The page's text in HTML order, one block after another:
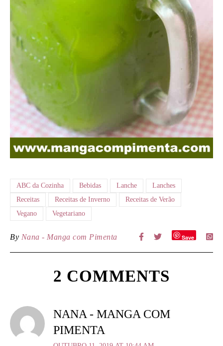
ABC da Cozinha Bebidas Lanche
Lanches
Receitas
Receitas de Inverno
Receitas de Verão
Vegano
Vegetariano
By Nana - Manga com Pimenta Save
2 COMMENTS
NANA - MANGA COM
PIMENTA